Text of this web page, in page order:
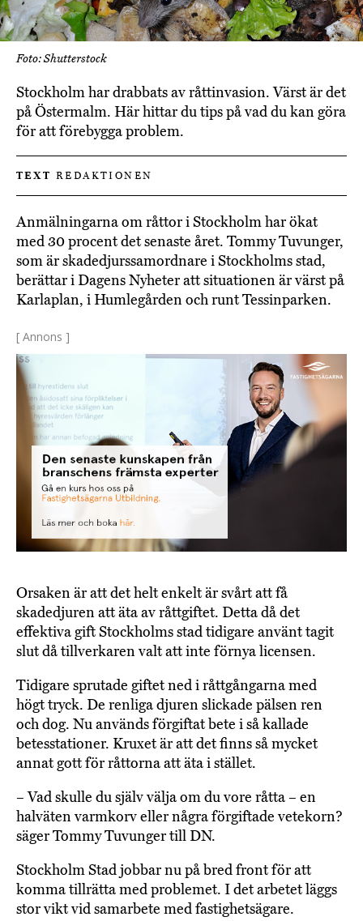
Foto: Shutterstock
Stockholm har drabbats av råttinvasion. Värst är det
på Östermalm. Här hittar du tips på vad du kan göra
för att förebygga problem.
TEXT REDAKTIONEN
Anmälningarna om råttor i Stockholm har ökat
med 30 procent det senaste året. Tommy Tuvunger,
som är skadedjurssamordnare i Stockholms stad,
berättar i Dagens Nyheter att situationen är värst på
Karlaplan, i Humlegården och runt Tessinparken.
[ Annons ]
Orsaken är att det helt enkelt är svårt att få
skadedjuren att äta av råttgiftet. Detta då det
effektiva gift Stockholms stad tidigare använt tagit
slut då tillverkaren valt att inte förnya licensen.
Tidigare sprutade giftet ned i råttgångarna med
högt tryck. De renliga djuren slickade pälsen ren
och dog. Nu används förgiftat bete i så kallade
betesstationer. Kruxet är att det finns så mycket
annat gott för råttorna att äta i stället.
– Vad skulle du själv välja om du vore råtta – en
halväten varmkorv eller några förgiftade vetekorn?
säger Tommy Tuvunger till DN.
Stockholm Stad jobbar nu på bred front för att
komma tillrätta med problemet. I det arbetet läggs
stor vikt vid samarbete med fastighetsägare.